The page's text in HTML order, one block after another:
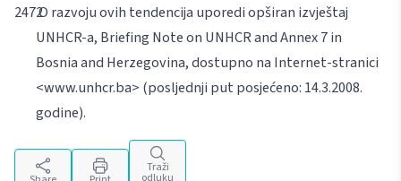
O razvoju ovih tendencija uporedi opširan izvještaj
UNHCR-a, Briefing Note on UNHCR andAnnex 7 in
Bosnia and Herzegovina, dostupno na Internet-stranici
<www.unhcr.ba> (posljednji put posjećeno: 14.3.2008.
godine).
Traži
odluku